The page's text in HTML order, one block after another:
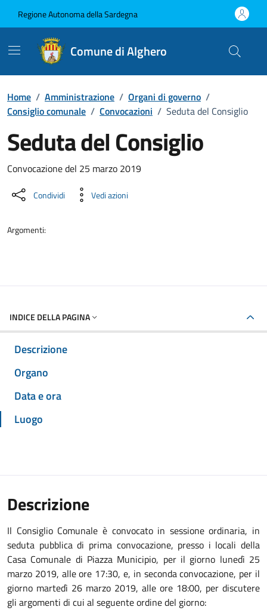
Regione Autonoma della Sardegna
Comune di Alghero
Home / Amministrazione / Organi di governo /
Consiglio comunale / Convocazioni / Seduta del Consiglio
Seduta del Consiglio
???portal.DettaglioConvocazione???
Convocazione del 25 marzo 2019
Condividi Vedi azioni
Argomenti:
INDICE DELLA PAGINA
Descrizione
Organo
Data e ora
Luogo
Descrizione
Il Consiglio Comunale è convocato in sessione ordinaria, in
seduta pubblica di prima convocazione, presso i locali della
Casa Comunale di Piazza Municipio, per il giorno lunedì 25
marzo 2019, alle ore 17:30, e, in seconda convocazione, per il
giorno martedì 26 marzo 2019, alle ore 18:00, per discutere
gli argomenti di cui al seguente ordine del giorno: